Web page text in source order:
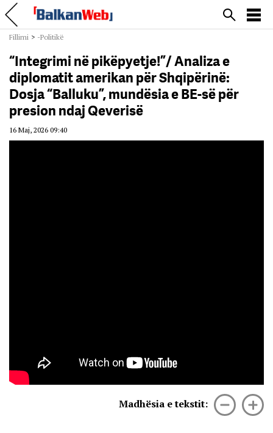
Fillimi > -Politikë
“Integrimi në pikëpyetje!”/ Analiza e
diplomatit amerikan për Shqipërinë:
Dosja “Balluku”, mundësia e BE-së për
presion ndaj Qeverisë
16 Maj, 2026 09:40
Madhësia e tekstit: